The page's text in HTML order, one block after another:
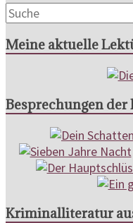
Meine aktuelle
Besprechungen der
Kriminalliteratur